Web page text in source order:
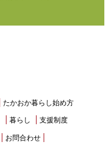
たかおか暮らし始め方
暮らし 支援制度
お問合わせ